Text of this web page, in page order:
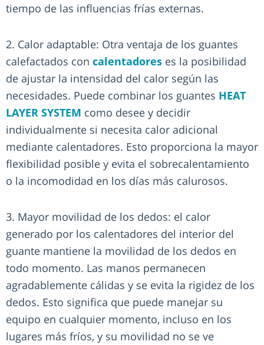
tiempo de las influencias frías externas.
2. Calor adaptable: Otra ventaja de los guantes
calefactados con calentadores es la posibilidad
de ajustar la intensidad del calor según las
necesidades. Puede combinar los guantes HEAT
LAYER SYSTEM como desee y decidir
individualmente si necesita calor adicional
mediante calentadores. Esto proporciona la mayor
flexibilidad posible y evita el sobrecalentamiento
o la incomodidad en los días más calurosos.
3. Mayor movilidad de los dedos: el calor
generado por los calentadores del interior del
guante mantiene la movilidad de los dedos en
todo momento. Las manos permanecen
agradablemente cálidas y se evita la rigidez de los
dedos. Esto significa que puede manejar su
equipo en cualquier momento, incluso en los
lugares más fríos, y su movilidad no se ve